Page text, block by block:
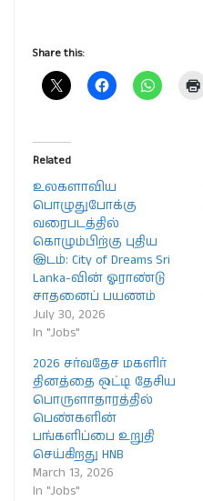
Share this:
Related
உலகளாவிய
பொழுதுபோக்கு
வரைபடத்தில்
கொழும்பிற்கு புதிய
இடம்: City of Dreams Sri
Lanka-வின் ஓராண்டு
சாதனைப் பயணம்
July 30, 2026
In "Jobs"
2026 சர்வதேச மகளிர்
தினத்தை ஒட்டி தேசிய
பொருளாதாரத்தில்
பெண்களின்
பங்களிப்பை உறுதி
செய்கிறது HNB
March 13, 2026
In "Jobs"